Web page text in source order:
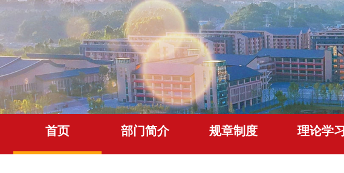
首页 部门简介 规章制度 理论学习